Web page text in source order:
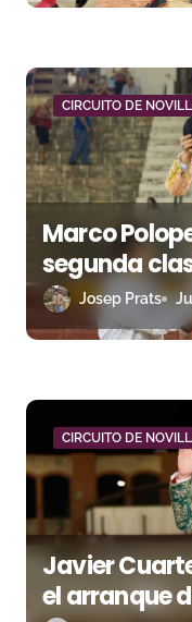
a
d
a
s
CIRCUITO DE
Marco
segunda
Valenciano
Josep Prats
CIRCUITO DE
Javier
el arranque